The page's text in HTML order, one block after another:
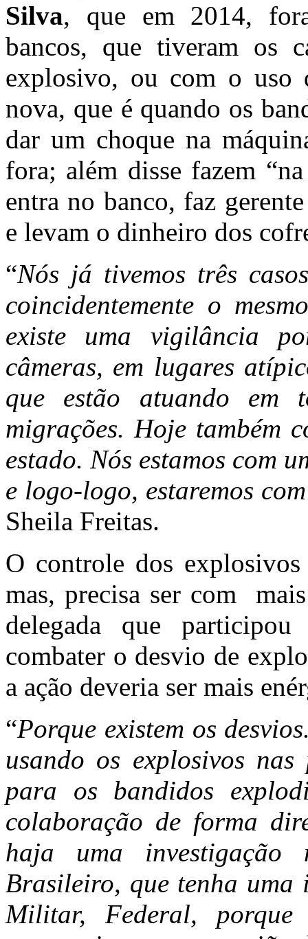
Silva, que em 2014,
bancos, que tiveram os
explosivo, ou com o uso
nova, que é quando os
dar um choque na
fora; além disse fazem
entra no banco, faz
e levam o dinheiro dos
“Nós já tivemos três
coincidentemente o
existe uma vigilância
câmeras, em lugares
que estão atuando em
migrações. Hoje também
estado. Nós estamos com
e logo-logo, estaremos
Sheila Freitas.
O controle dos
mas, precisa ser com
delegada que
combater o desvio de
a ação deveria ser mais
“Porque existem os
usando os explosivos
para os bandidos
colaboração de forma
haja uma
Brasileiro, que tenha
Militar, Federal,